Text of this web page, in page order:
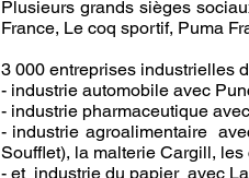
Plusieurs grands sièges
France, Le coq sportif, Puma
3 000 entreprises industrielles
- industrie automobile avec
- industrie pharmaceutique
- industrie agroalimentaire
Soufflet), la malterie Cargill,
- et industrie du papier avec